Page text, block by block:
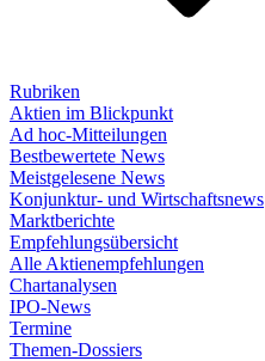
Rubriken
Aktien im Blickpunkt
Ad hoc-Mitteilungen
Bestbewertete News
Meistgelesene News
Konjunktur- und Wirtschaftsnews
Marktberichte
Empfehlungsübersicht
Alle Aktienempfehlungen
Chartanalysen
IPO-News
Termine
Themen-Dossiers